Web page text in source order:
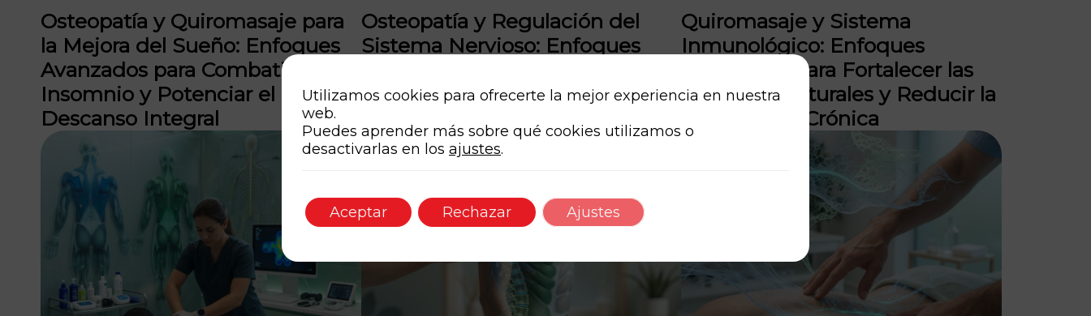
Osteopatía y Quiromasaje para
la Mejora del Sueño: Enfoques
Avanzados para Combatir el
Insomnio y Potenciar el
Descanso Integral
Osteopatía y Regulación del
Sistema Nervioso: Enfoques
Estrés y el Bienestar Holístico
Quiromasaje y Sistema
Inmunológico: Enfoques
Avanzados para Fortalecer las
Defensas Naturales y Reducir la
Inflamación Crónica
Utilizamos cookies para ofrecerte la mejor experiencia en nuestra
web.
Puedes aprender más sobre qué cookies utilizamos o
desactivarlas en los ajustes.
Aceptar Rechazar Ajustes